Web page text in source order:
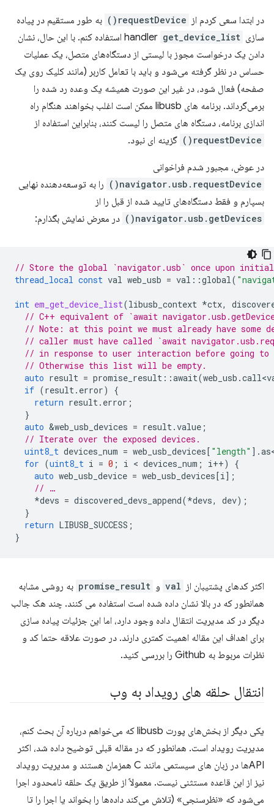
در ابتدا سعی کردم از requestDevice()
به طور مستقیم در پیاده
سازی handler get_device_list
استفاده کنم. با این حال، نشان
دادن یک درخواست مجوز با لیستی از دستگاه‌های متصل، یک عملیات
حساس در نظر گرفته می‌شود و باید با تعامل کاربر (مانند کلیک روی یک
صفحه) فعال شود، در غیر این صورت همیشه یک وعده رد شده را
برمی‌گرداند. برنامه های libusb ممکن است اغلب بخواهند هنگام راه
اندازی برنامه، دستگاه های متصل را لیست کنند، بنابراین استفاده از
requestDevice() گزینه ای نبود.
در عوض، مجبور شدم فراخوانی
navigator.usb.requestDevice()
را به توسعه‌دهنده نهایی
بسپارم و فقط دستگاه‌های تایید شده از قبل را از
navigator.usb.getDevices() در معرض نمایش بگذارم:
// Store the global `navigator.usb` once upon
thread_local const val web_usb = val ::global(
int em_get_device_list(libusb_context *ctx,
// C++ equivalent of `await
// Note: at this point we must already have some
// caller must have called `await
// in response to user interaction before going to
// Otherwise this list will be empty.
auto result = promise_result ::await(web_usb .
if (result. error)
{
return result. error ;
}
auto &web_usb_devices = result.value ;
// Iterate over the exposed devices.
uint8_t devices_num = web_usb_devices [ "length" ].
for (uint8_t i = 0 ; i < devices_num ; i++)
{
auto web_usb_device = web_usb_devices [i];
// …
*devs = discovered_devs_append(*devs, dev);
}
return LIBUSB_SUCCESS ;
}
اکثر کدهای پشتیبان از val و promise_result به روشی مشابه
همانطور که در بالا نشان داده شده است استفاده می کنند. چند هک جالب
دیگر در کد مدیریت انتقال داده وجود دارد، اما این جزئیات پیاده سازی
برای اهداف این مقاله اهمیت کمتری دارند. در صورت علاقه حتما کد و
نظرات مربوط به Github را بررسی کنید.
انتقال حلقه های رویداد به وب
یکی دیگر از بخش‌های پورت libusb که می‌خواهم درباره آن بحث کنم،
مدیریت رویداد است. همانطور که در مقاله قبلی توضیح داده شد، اکثر
APIها در زبان های سیستمی مانند C همزمان هستند و مدیریت رویداد
نیز از این قاعده مستثنی نیست. معمولاً از طریق یک حلقه نامحدود اجرا
می‌شود که «نظرسنجی» (تلاش می‌کند داده‌ها را بخواند یا اجرا را تا